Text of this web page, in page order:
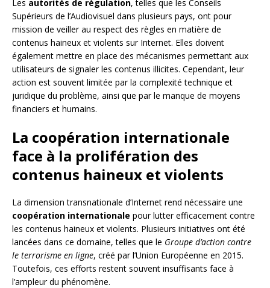
Les autorités de régulation, telles que les Conseils
Supérieurs de l’Audiovisuel dans plusieurs pays, ont pour
mission de veiller au respect des règles en matière de
contenus haineux et violents sur Internet. Elles doivent
également mettre en place des mécanismes permettant aux
utilisateurs de signaler les contenus illicites. Cependant, leur
action est souvent limitée par la complexité technique et
juridique du problème, ainsi que par le manque de moyens
financiers et humains.
La coopération internationale
face à la prolifération des
contenus haineux et violents
La dimension transnationale d’Internet rend nécessaire une
coopération internationale pour lutter efficacement contre
les contenus haineux et violents. Plusieurs initiatives ont été
lancées dans ce domaine, telles que le Groupe d’action contre
le terrorisme en ligne, créé par l’Union Européenne en 2015.
Toutefois, ces efforts restent souvent insuffisants face à
l’ampleur du phénomène.